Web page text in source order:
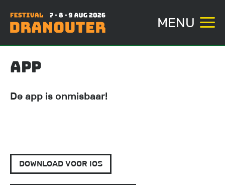
en
de
MENU
App
De app is onmisbaar!
DOWNLOAD VOOR IOS